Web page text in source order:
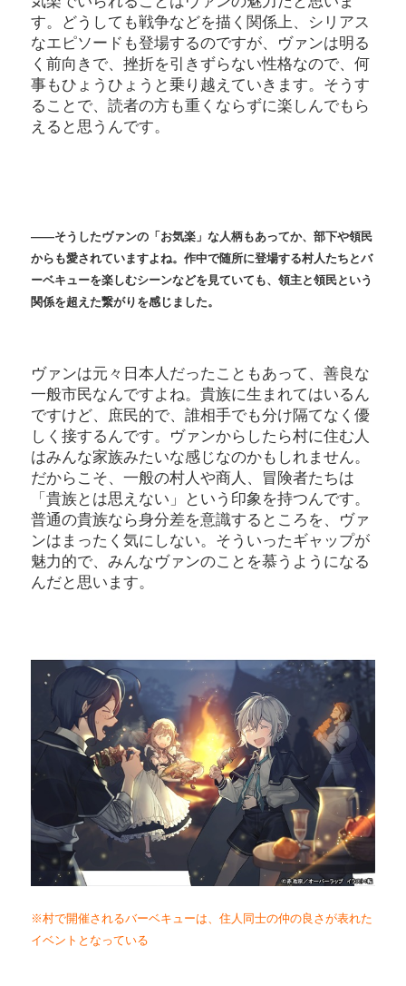
す。どうしても戦争などを描く関係上、シリアス
なエピソードも登場するのですが、ヴァンは明る
く前向きで、挫折を引きずらない性格なので、何
事もひょうひょうと乗り越えていきます。そうす
ることで、読者の方も重くならずに楽しんでもら
えると思うんです。
――そうしたヴァンの「お気楽」な人柄もあってか、部下や領民
からも愛されていますよね。作中で随所に登場する村人たちとバ
ーベキューを楽しむシーンなどを見ていても、領主と領民という
関係を超えた繋がりを感じました。
ヴァンは元々日本人だったこともあって、善良な
一般市民なんですよね。貴族に生まれてはいるん
ですけど、庶民的で、誰相手でも分け隔てなく優
しく接するんです。ヴァンからしたら村に住む人
はみんな家族みたいな感じなのかもしれません。
だからこそ、一般の村人や商人、冒険者たちは
「貴族とは思えない」という印象を持つんです。
普通の貴族なら身分差を意識するところを、ヴァ
ンはまったく気にしない。そういったギャップが
魅力的で、みんなヴァンのことを慕うようになる
んだと思います。
※村で開催されるバーベキューは、住人同士の仲の良さが表れた
イベントとなっている